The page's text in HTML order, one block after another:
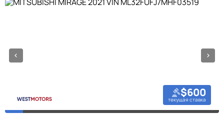
$600
текущая ставка